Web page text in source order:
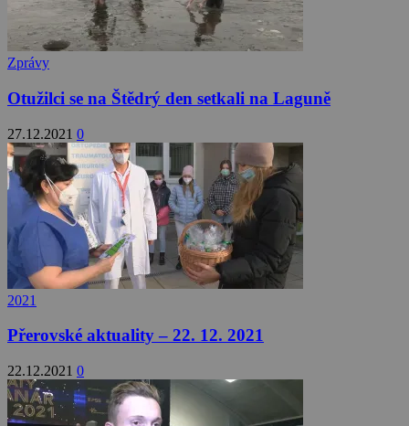
Zprávy
Otužilci se na Štědrý den setkali na Laguně
27.12.2021 0
2021
Přerovské aktuality – 22. 12. 2021
22.12.2021 0